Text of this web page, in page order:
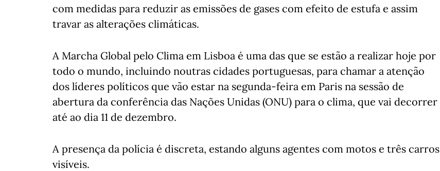
com medidas para reduzir as emissões de gases com efeito de estufa e assim
travar as alterações climáticas.
A Marcha Global pelo Clima em Lisboa é uma das que se estão a realizar hoje por
todo o mundo, incluindo noutras cidades portuguesas, para chamar a atenção
dos líderes políticos que vão estar na segunda-feira em Paris na sessão de
abertura da conferência das Nações Unidas (ONU) para o clima, que vai decorrer
até ao dia 11 de dezembro.
A presença da polícia é discreta, estando alguns agentes com motos e três carros
visíveis.